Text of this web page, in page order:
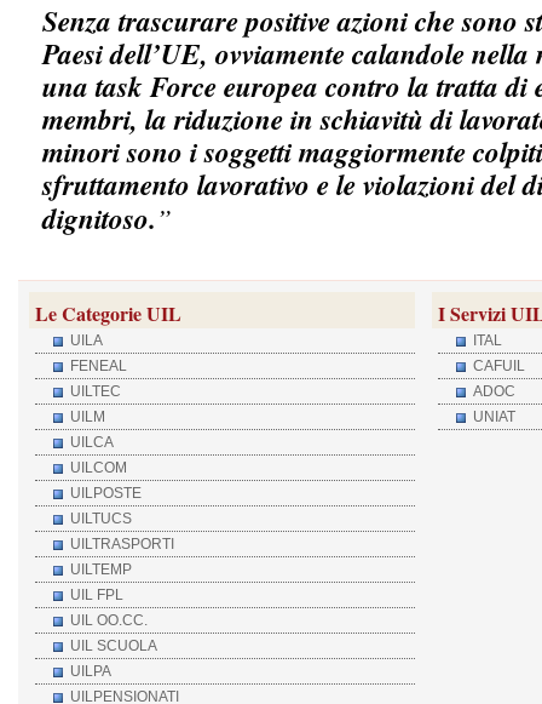
Senza trascurare positive azioni che sono
Paesi dell’UE, ovviamente calandole
una task Force europea contro la tratta di
membri, la riduzione in schiavitù di
minori sono i soggetti maggiormente
sfruttamento lavorativo e le violazioni del
dignitoso.”
Le Categorie UIL
UILA
FENEAL
UILTEC
UILM
UILCA
UILCOM
UILPOSTE
UILTUCS
UILTRASPORTI
UILTEMP
UIL FPL
UIL OO.CC.
UIL SCUOLA
UILPA
UILPENSIONATI
I Servizi
ITAL
CAFUIL
ADOC
UNIAT